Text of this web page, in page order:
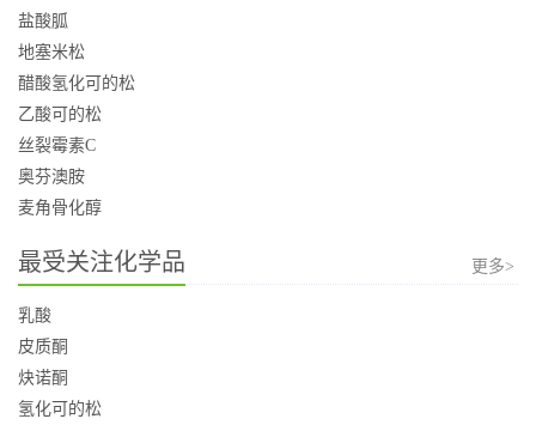
盐酸胍
地塞米松
醋酸氢化可的松
乙酸可的松
丝裂霉素C
奥芬澳胺
麦角骨化醇
最受关注化学品 更多>
乳酸
皮质酮
炔诺酮
氢化可的松